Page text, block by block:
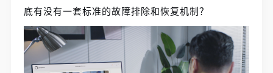
底有没有一套标准的故障排除和恢复机制？